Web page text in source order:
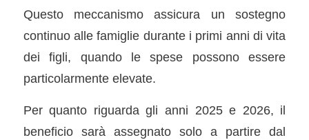
Questo meccanismo assicura un sostegno
continuo alle famiglie durante i primi anni di vita
dei figli, quando le spese possono essere
particolarmente elevate.
Per quanto riguarda gli anni 2025 e 2026, il
beneficio sarà assegnato solo a partire dal